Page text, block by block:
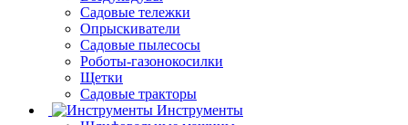
Садовые тележки
Опрыскиватели
Садовые пылесосы
Роботы-газонокосилки
Щетки
Садовые тракторы
Инструменты